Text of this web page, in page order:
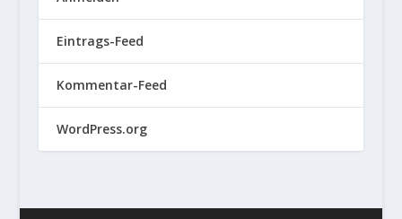
Eintrags-Feed
Kommentar-Feed
WordPress.org